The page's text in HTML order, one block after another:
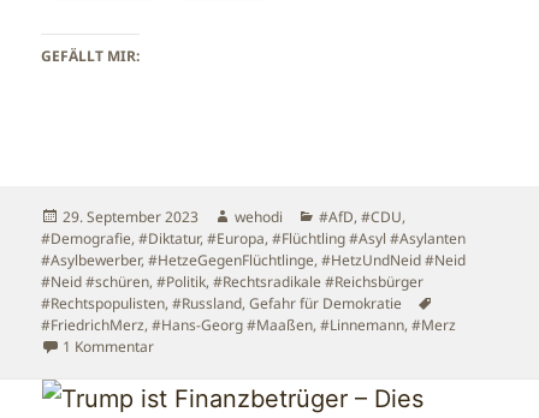
GEFÄLLT MIR:
Veröffentlicht
am
29. September 2023 Autor
wehodi Kategorien
#AfD,#CDU,
#Demografie,#Diktatur,#Europa,#Flüchtling #Asyl #Asylanten
#Asylbewerber,#HetzeGegenFlüchtlinge,#HetzUndNeid #Neid
#Neid #schüren,#Politik,#Rechtsradikale #Reichsbürger
#Rechtspopulisten,#Russland,Gefahr für Demokratie
#FriedrichMerz,#Hans-Georg #Maaßen,#Linnemann,#Merz
1 Kommentarzu Friedrich Merz zieht die CDU immer weiter nach